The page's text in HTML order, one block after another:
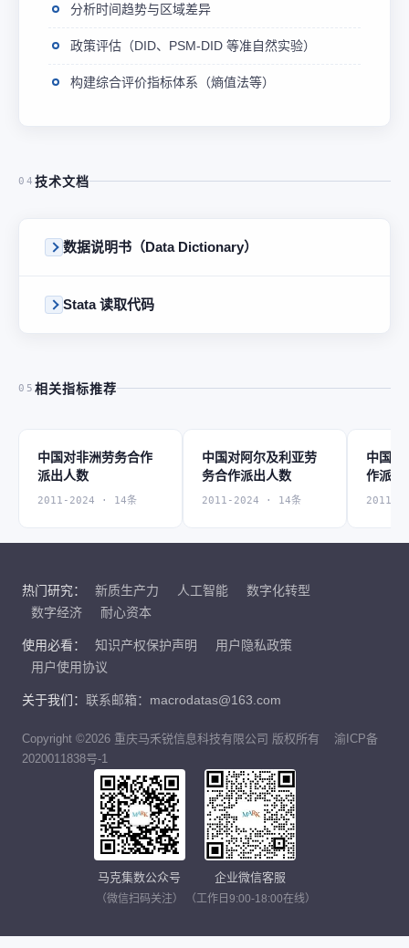
分析时间趋势与区域差异
政策评估（DID、PSM-DID 等准自然实验）
构建综合评价指标体系（熵值法等）
04 技术文档
数据说明书（Data Dictionary）
Stata 读取代码
05 相关指标推荐
中国对非洲劳务合作
派出人数
2011-2024 · 14条
中国对阿尔及利亚劳
务合作派出人数
2011-2024 · 14条
中国对
作派出
2011-
热门研究： 新质生产力 人工智能
数字化转型
数字经济
耐心资本
使用必看： 知识产权保护声明
用户隐私政策
用户使用协议
关于我们： 联系邮箱：macrodatas@163.com
Copyright ©2026 重庆马禾锐信息科技有限公司 版权所有
渝ICP备
2020011838号-1
马克集数公众号
（微信扫码关注）
企业微信客服
（工作日9:00-18:00在线）